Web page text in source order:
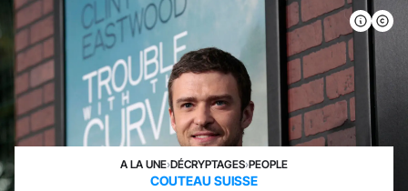
A LA UNE›DÉCRYPTAGES›PEOPLE
COUTEAU SUISSE